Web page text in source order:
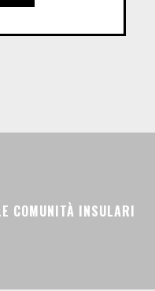
COMUNITÀ INSULARI